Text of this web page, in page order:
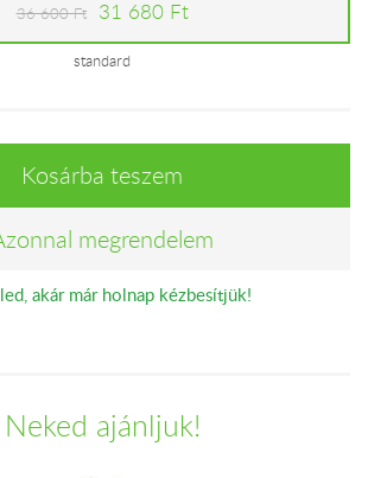
36 600 Ft 31 680 Ft
standard
Kosárba teszem
megrendelem
akár már holnap kézbesítjük!
Neked ajánljuk!